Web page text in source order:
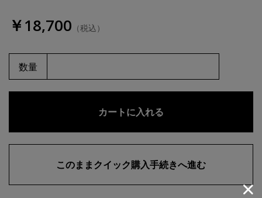
￥18,700 （税込）
数量